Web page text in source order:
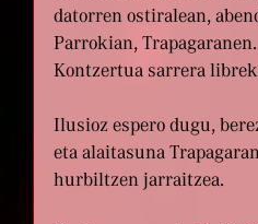
datorren ostiralean,
Parrokian, Trapagaranen.
Kontzertua sarrera
Ilusioz espero dugu,
eta alaitasuna
hurbiltzen jarraitzea.